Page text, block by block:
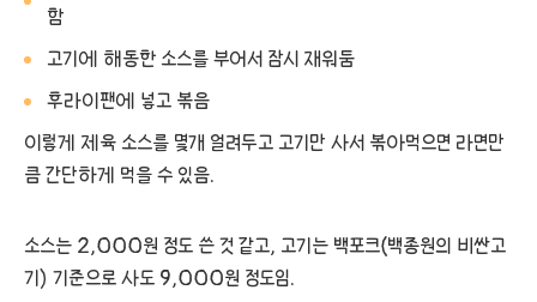
함
고기에 해동한 소스를 부어서 잠시 재워둠
후라이팬에 넣고 볶음
이렇게 제육 소스를 몇개 얼려두고 고기만 사서 볶아먹으면 라면만
큼 간단하게 먹을 수 있음.
소스는 2,000원 정도 쓴 것 같고, 고기는 백포크(백종원의 비싼고
기) 기준으로 사도 9,000원 정도임.